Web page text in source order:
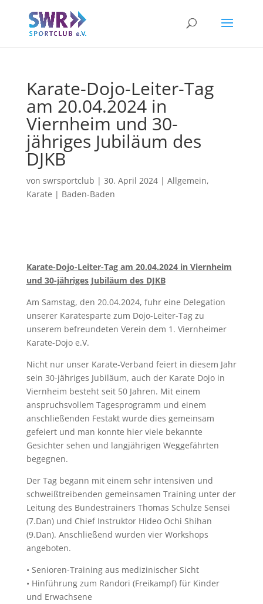
Karate-Dojo-Leiter-Tag
am 20.04.2024 in
Viernheim und 30-
jähriges Jubiläum des
DJKB
von swrsportclub | 30. April 2024| Allgemein,
Karate | Baden-Baden
Karate-Dojo-Leiter-Tag am 20.04.2024 in Viernheim
und 30-jähriges Jubiläum des DJKB
Am Samstag, den 20.04.2024, fuhr eine Delegation
unserer Karatesparte zum Dojo-Leiter-Tag zu
unserem befreundeten Verein dem 1. Viernheimer
Karate-Dojo e.V.
Nicht nur unser Karate-Verband feiert in diesem Jahr
sein 30-jähriges Jubiläum, auch der Karate Dojo in
Viernheim besteht seit 50 Jahren. Mit einem
anspruchsvollem Tagesprogramm und einem
anschließenden Festakt wurde dies gemeinsam
gefeiert und man konnte hier viele bekannte
Gesichter sehen und langjährigen Weggefährten
begegnen.
Der Tag begann mit einem sehr intensiven und
schweißtreibenden gemeinsamen Training unter der
Leitung des Bundestrainers Thomas Schulze Sensei
(7.Dan) und Chief Instruktor Hideo Ochi Shihan
(9.Dan). Anschließend wurden vier Workshops
angeboten.
• Senioren-Training aus medizinischer Sicht
• Hinführung zum Randori (Freikampf) für Kinder
und Erwachsene